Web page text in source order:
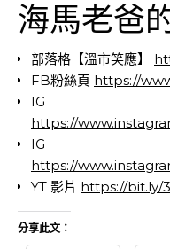
海馬老爸
部落格【溫市笑應】
FB粉絲頁 https://
IG
https://
IG
https://
YT 影片 https://bit.ly/
分享此文：